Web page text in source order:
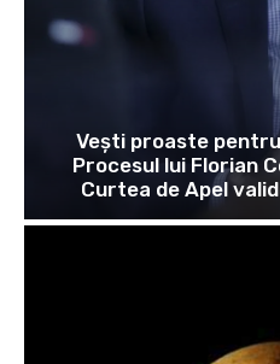
Vești proaste pentru
Procesul lui Florian
Curtea de Apel